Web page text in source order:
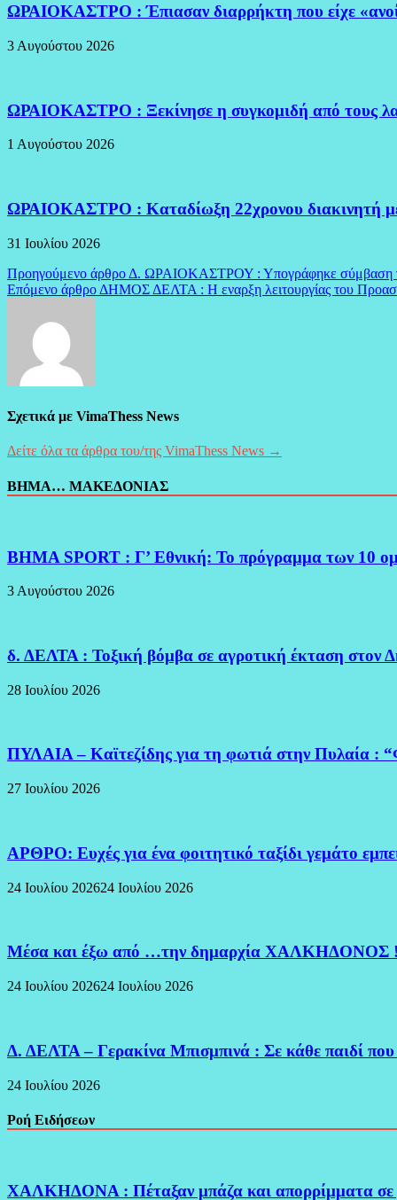
ΩΡΑΙΟΚΑΣΤΡΟ : Έπιασαν διαρρήκτη που είχε
3 Αυγούστου 2026
ΩΡΑΙΟΚΑΣΤΡΟ : Ξεκίνησε η συγκομιδή από τους
1 Αυγούστου 2026
ΩΡΑΙΟΚΑΣΤΡΟ : Καταδίωξη 22χρονου διακινητή
31 Ιουλίου 2026
Πλοήγηση
άρθρων
Προηγούμενο άρθρο Δ. ΩΡΑΙΟΚΑΣΤΡΟΥ : Υπογράφηκε σύμβαση
Επόμενο άρθρο ΔΗΜΟΣ ΔΕΛΤΑ : Η εναρξη λειτουργίας του
Σχετικά με VimaThess News
Δείτε όλα τα άρθρα του/της VimaThess News →
ΒΗΜΑ… ΜΑΚΕΔΟΝΙΑΣ
BHMA SPORT : Γ’ Εθνική: Το πρόγραμμα των 10
3 Αυγούστου 2026
δ. ΔΕΛΤΑ : Τοξική βόμβα σε αγροτική έκταση στον
28 Ιουλίου 2026
ΠΥΛΑΙΑ – Καϊτεζίδης για τη φωτιά στην Πυλαία :
27 Ιουλίου 2026
ΑΡΘΡΟ: Ευχές για ένα φοιτητικό ταξίδι γεμάτο
24 Ιουλίου 202624 Ιουλίου 2026
Μέσα και έξω από …την δημαρχία ΧΑΛΚΗΔΟΝΟΣ !
24 Ιουλίου 202624 Ιουλίου 2026
Δ. ΔΕΛΤΑ – Γερακίνα Μπισμπινά : Σε κάθε παιδί
24 Ιουλίου 2026
Ροή Ειδήσεων
ΧΑΛΚΗΔΟΝΑ : Πέταξαν μπάζα και απορρίμματα